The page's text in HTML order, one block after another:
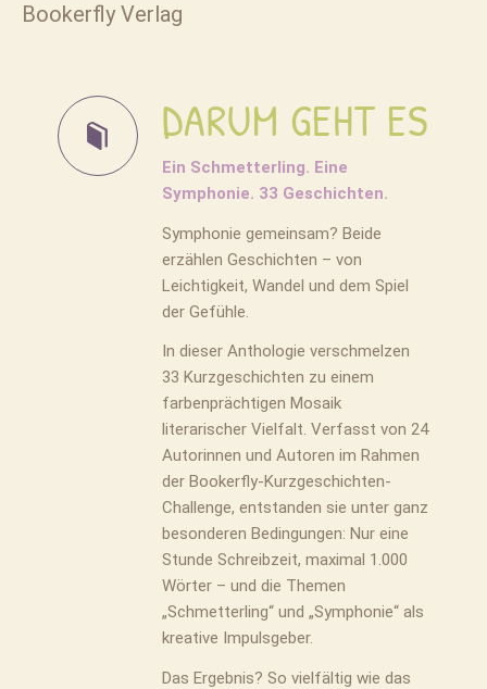
Bookerfly Verlag
DARUM GEHT ES
Ein Schmetterling. Eine
Symphonie. 33 Geschichten.
Symphonie gemeinsam? Beide
erzählen Geschichten – von
Leichtigkeit, Wandel und dem Spiel
der Gefühle.
In dieser Anthologie verschmelzen
33 Kurzgeschichten zu einem
farbenprächtigen Mosaik
literarischer Vielfalt. Verfasst von 24
Autorinnen und Autoren im Rahmen
der Bookerfly-Kurzgeschichten-
Challenge, entstanden sie unter ganz
besonderen Bedingungen: Nur eine
Stunde Schreibzeit, maximal 1.000
Wörter – und die Themen
„Schmetterling“ und „Symphonie“ als
kreative Impulsgeber.
Das Ergebnis? So vielfältig wie das